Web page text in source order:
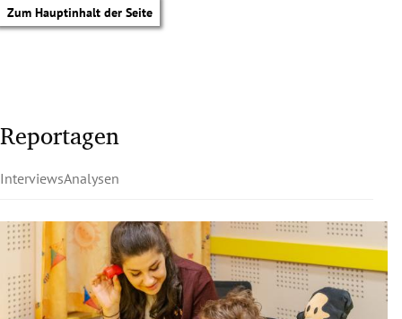
Zum Hauptinhalt der Seite
Reportagen
InterviewsAnalysen